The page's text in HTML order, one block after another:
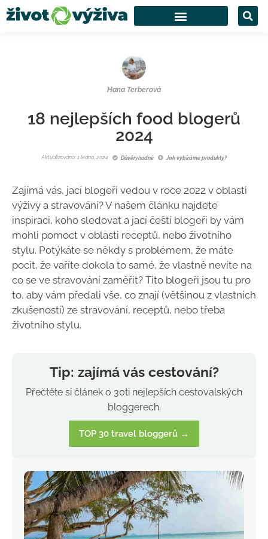
Hana Terberová
18 nejlepších food blogerů
2024
Aktualizováno: 1 ledna, 2024 Důvěryhodné Jak vybíráme produkty?
Zajímá vás, jací blogeři vedou v roce 2022 v oblasti
výživy a stravování? V našem článku najdete
inspiraci, koho sledovat a jací čeští blogeři by vám
mohli pomoct v oblasti receptů, nebo životního
stylu. Potýkáte se někdy s problémem, že máte
pocit, že vaříte dokola to samé, že vlastně nevíte na
co se ve stravování zaměřit? Tito blogeři jsou tu pro
to, aby vám předali vše, co znají (většinou z vlastních
zkušeností) ze stravování, receptů, nebo třeba
životního stylu.
Tip: zajímá vás cestování?
Přečtěte si článek o 30ti nejlepších cestovalských
bloggerech.
TOP 30 travel bloggerů →